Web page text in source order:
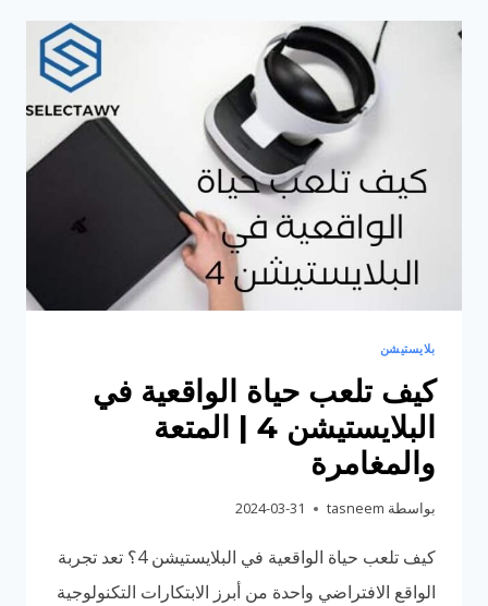
مصر
بلايستيشن
كيف تلعب حياة الواقعية في
البلايستيشن 4 | المتعة
والمغامرة
بواسطة tasneem
2024-03-31
كيف تلعب حياة الواقعية في البلايستيشن 4؟ تعد تجربة
الواقع الافتراضي واحدة من أبرز الابتكارات التكنولوجية